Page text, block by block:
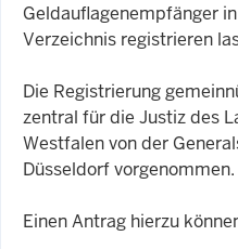
Geldauflagenempfänger
Verzeichnis registrieren
Die Registrierung
zentral für die Justiz des
Westfalen von der
Düsseldorf vorgenommen.
Einen Antrag hierzu